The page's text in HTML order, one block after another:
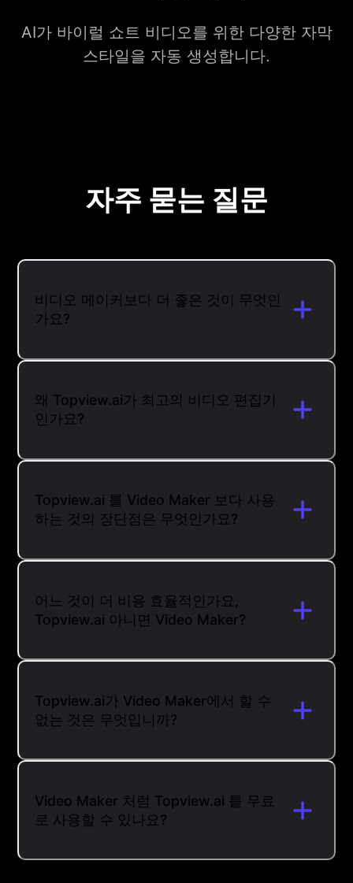
AI가 바이럴 쇼트 비디오를 위한 다양한 자막
스타일을 자동 생성합니다.
자주 묻는 질문
비디오 메이커보다 더 좋은 것이 무엇인
가요?
왜 Topview.ai가 최고의 비디오 편집기
인가요?
Topview.ai 를 Video Maker 보다 사용
하는 것의 장단점은 무엇인가요?
어느 것이 더 비용 효율적인가요,
Topview.ai 아니면 Video Maker?
Topview.ai가 Video Maker에서 할 수
없는 것은 무엇입니까?
Video Maker 처럼 Topview.ai 를 무료
로 사용할 수 있나요?